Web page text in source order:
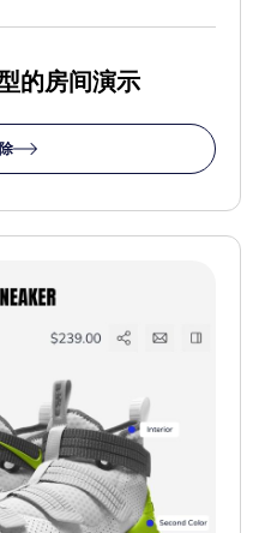
的房间演示